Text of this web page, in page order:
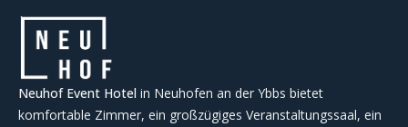
Neuhof Event Hotel in Neuhofen an der Ybbs bietet
komfortable Zimmer, ein großzügiges Veranstaltungssaal, ein